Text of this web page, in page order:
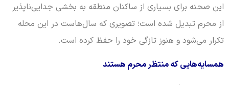
این صحنه برای بسیاری از ساکنان منطقه به بخشی جدایی‌ناپذیر
از محرم تبدیل شده است؛ تصویری که سال‌هاست در این محله
تکرار می‌شود و هنوز تازگی خود را حفظ کرده است.
همسایه‌هایی که منتظر محرم هستند